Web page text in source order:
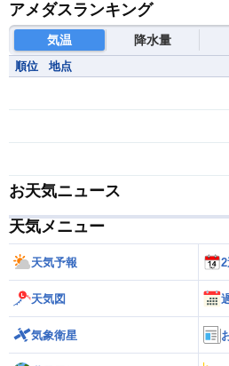
アメダスランキング
気温 降水量
順位 地点
お天気ニュース
天気メニュー
天気予報
天気図
気象衛星